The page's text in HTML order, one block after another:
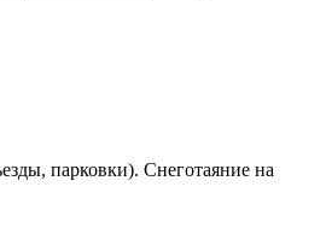
парковки). Снеготаяние на